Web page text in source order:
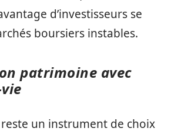
d’investisseurs se
boursiers instables.
patrimoine avec
reste un instrument de choix